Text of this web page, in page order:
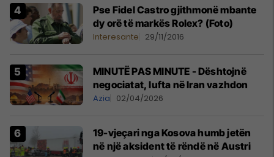
Pse Fidel Castro gjithmonë mbante
dy orë të markës Rolex? (Foto)
Interesante 29/11/2016
MINUTË PAS MINUTE - Dështojnë
negociatat, lufta në Iran vazhdon
Azia 02/04/2026
19-vjeçari nga Kosova humb jetën
në një aksident të rëndë në Austri